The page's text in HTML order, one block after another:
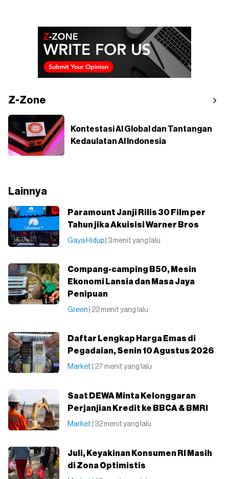
Z-Zone
Kontestasi AI Global dan Tantangan
Kedaulatan AI Indonesia
Lainnya
Paramount Janji Rilis 30 Film per
Tahun jika Akuisisi Warner Bros
Gaya Hidup | 3 menit yang lalu
Compang-camping B50, Mesin
Ekonomi Lansia dan Masa Jaya
Penipuan
Green | 22 menit yang lalu
Daftar Lengkap Harga Emas di
Pegadaian, Senin 10 Agustus 2026
Market | 27 menit yang lalu
Saat DEWA Minta Kelonggaran
Perjanjian Kredit ke BBCA & BMRI
Market | 32 menit yang lalu
Juli, Keyakinan Konsumen RI Masih
di Zona Optimistis